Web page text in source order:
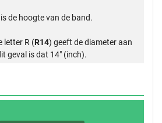
de hoogte van de band.
letter R (R14) geeft de diameter aan
geval is dat 14" (inch).